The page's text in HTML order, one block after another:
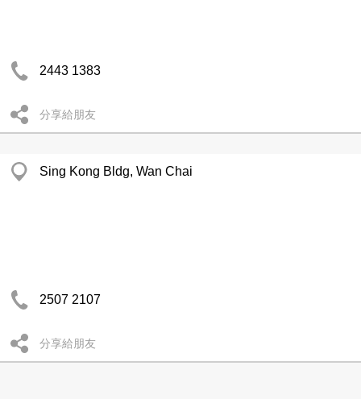
2443 1383
分享給朋友
Sing Kong Bldg, Wan Chai
2507 2107
分享給朋友